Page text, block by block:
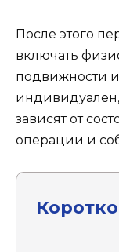
После этого
включать
подвижности
зависят от
операции и